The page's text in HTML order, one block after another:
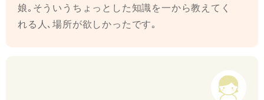
娘｡そういうちょっとした知識を一から教えてく
れる人､場所が欲しかったです｡